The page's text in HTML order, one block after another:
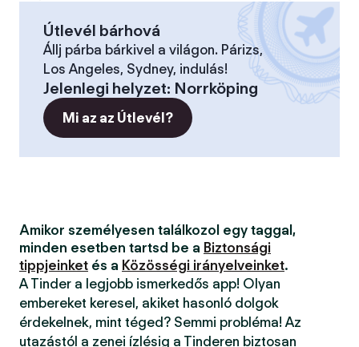
Útlevél bárhová
Állj párba bárkivel a világon. Párizs,
Los Angeles, Sydney, indulás!
Jelenlegi helyzet: Norrköping
Mi az az Útlevél?
Amikor személyesen találkozol egy taggal,
minden esetben tartsd be a Biztonsági
tippjeinket és a Közösségi irányelveinket.
A Tinder a legjobb ismerkedős app! Olyan
embereket keresel, akiket hasonló dolgok
érdekelnek, mint téged? Semmi probléma! Az
utazástól a zenei ízlésig a Tinderen biztosan